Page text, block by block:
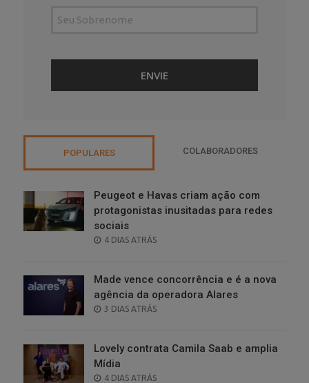
POPULARES COLABORADORES
Peugeot e Havas criam ação com
protagonistas inusitadas para redes
sociais
POSTED
4 DIAS ATRÁS
Made vence concorrência e é a nova
agência da operadora Alares
POSTED
3 DIAS ATRÁS
Lovely contrata Camila Saab e amplia
Mídia
POSTED
4 DIAS ATRÁS